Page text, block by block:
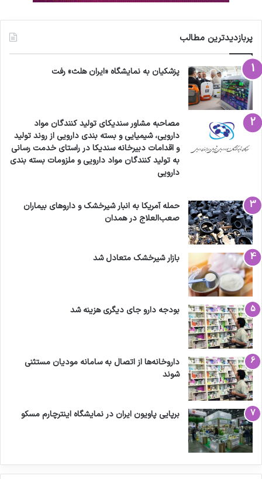
پربازدیدترین مطالب
پزشکیان به نمایشگاه «ایران هلث» رفت
مصاحبه مشاور سندیکای تولید کنندگان مواد
دارویی، شیمیایی و بسته بندی دارویی از روند تولید
و اقدامات دبیرخانه سندیکا در راستای خدمت رسانی
به تولید کنندگان مواد دارویی و ملزومات بسته بندی
دارویی
حمله آمریکا به انبار شیرخشک و داروهای بیماران
صعب‌العلاج در همدان
بازار شیرخشک متعادل شد
بودجه دارو جای دیگری هزینه شد
داروخانه‌ها از اتصال به سامانه مودیان مستثنی
شوند
برپایی پاویون ایران در نمایشگاه اینترچارم مسکو